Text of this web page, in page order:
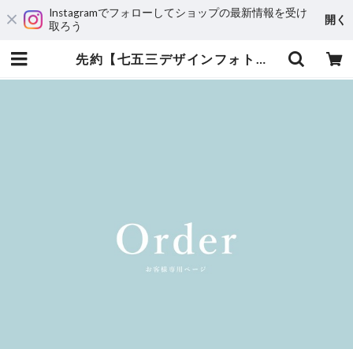
Instagramでフォローしてショップの最新情報を受け
取ろう
開く
先約【七五三デザインフォトフレーム】ご購入専用ページ | KAPUA BOO